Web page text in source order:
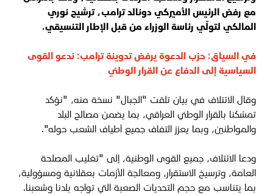
مع رفض الرئيس الأميركي دونالد ترامب، ترشيح نوري
المالكي لتولّي رئاسة الوزراء من قبل الإطار التنسيقي.
في السياق: حزب الدعوة يرفض تدوينة ترامب: ندعو القوى
السياسية إلى الدفاع عن القرار الوطني
وقال الائتلاف في بيان تلقت "الجبال" نسخة منه، "نؤكد
تمسّكنا بالقرار الوطني العراقي، بما يضمن مصالح البلد
والمواطنين، وبما يعزز التفاف جميع أطياف الشعب حوله".
ودعا الائتلاف، جميع القوى الوطنية، إلى "تغليب المصلحة
العامة، وترسيخ الاستقرار، ومعالجة الأزمات بعقلانية ومسؤولية،
بما يتناسب مع حجم التحديات الصعبة التي تواجه بلدنا وشعبنا.